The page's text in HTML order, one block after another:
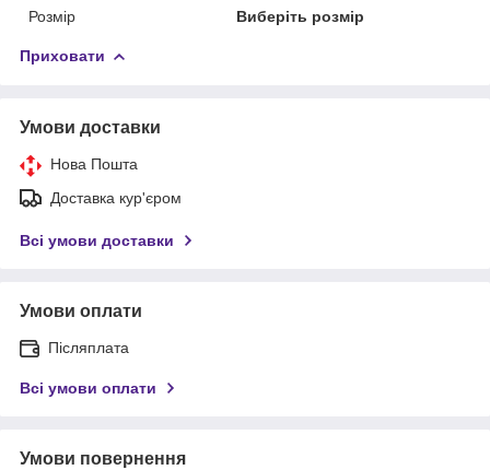
Розмір
Виберіть розмір
Приховати
Умови доставки
Нова Пошта
Доставка кур'єром
Всі умови доставки
Умови оплати
Післяплата
Всі умови оплати
Умови повернення